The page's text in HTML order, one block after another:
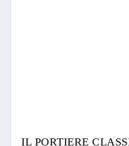
IL PORTIERE